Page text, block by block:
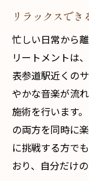
継続的
眉毛ケ
定期的
駅から
眉毛ケ
理想の眉を
プロフ
眉毛デ
一人ひ
リラックスで
忙しい日常から
リートメントは
表参道駅近くの
やかな音楽が流
施術を行います
の両方を同時に
に挑戦する方で
おり、自分だけ